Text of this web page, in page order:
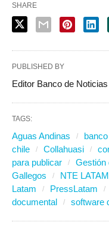
SHARE
PUBLISHED BY
Editor Banco de Noticias
TAGS:
Aguas Andinas
chile
Collahuasi
para publicar
Gestión
Gallegos
NTE LATAM
Latam
PressLatam
documental
software